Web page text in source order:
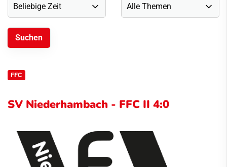
FFC
SV Niederhambach - FFC II 4:0